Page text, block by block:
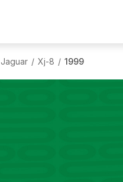
Jaguar / Xj-8 / 1999